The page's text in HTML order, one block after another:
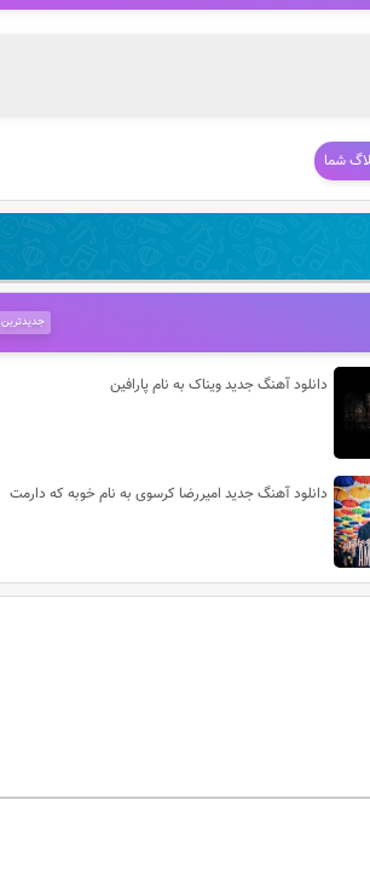
شما
جدیدترین
دانلود آهنگ جدید ویناک به نام پارافین
دانلود آهنگ جدید امیررضا کرسوی به نام خوبه که دارمت